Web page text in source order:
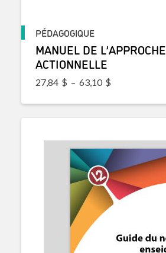
PÉDAGOGIQUE
MANUEL DE L’APPROCHE
ACTIONNELLE
27,84 $ – 63,10 $